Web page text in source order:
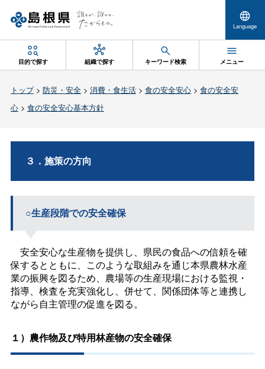
Language
目的で探す 組織で探す キーワード検索 メニュー
トップ> 防災・安全> 消費・食生活> 食の安全安心> 食の安全安
心> 食の安全安心基本方針
３．施策の方向
○生産段階での安全確保
安全安心な生産物を提供し、県民の食品への信頼を確
保するとともに、このような取組みを通じ本県農林水産
業の振興を図るため、農場等の生産現場における監視・
指導、検査を充実強化し、併せて、関係団体等と連携し
ながら自主管理の促進を図る。
１）農作物及び特用林産物の安全確保